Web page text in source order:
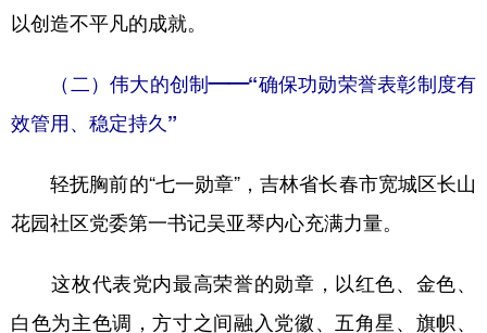
以创造不平凡的成就。
（二）伟大的创制——“确保功勋荣誉表彰制度有
效管用、稳定持久”
轻抚胸前的“七一勋章”，吉林省长春市宽城区长山
花园社区党委第一书记吴亚琴内心充满力量。
这枚代表党内最高荣誉的勋章，以红色、金色、
白色为主色调，方寸之间融入党徽、五角星、旗帜、